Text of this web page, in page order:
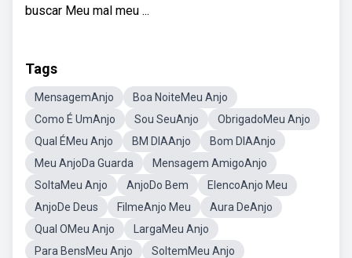
buscar Meu mal meu ...
Tags
MensagemAnjo
Boa NoiteMeu Anjo
Como É UmAnjo
Sou SeuAnjo
ObrigadoMeu Anjo
Qual ÉMeu Anjo
BM DIAAnjo
Bom DIAAnjo
Meu AnjoDa Guarda
Mensagem AmigoAnjo
SoltaMeu Anjo
AnjoDo Bem
ElencoAnjo Meu
AnjoDe Deus
FilmeAnjo Meu
Aura DeAnjo
Qual OMeu Anjo
LargaMeu Anjo
Para BensMeu Anjo
SoltemMeu Anjo